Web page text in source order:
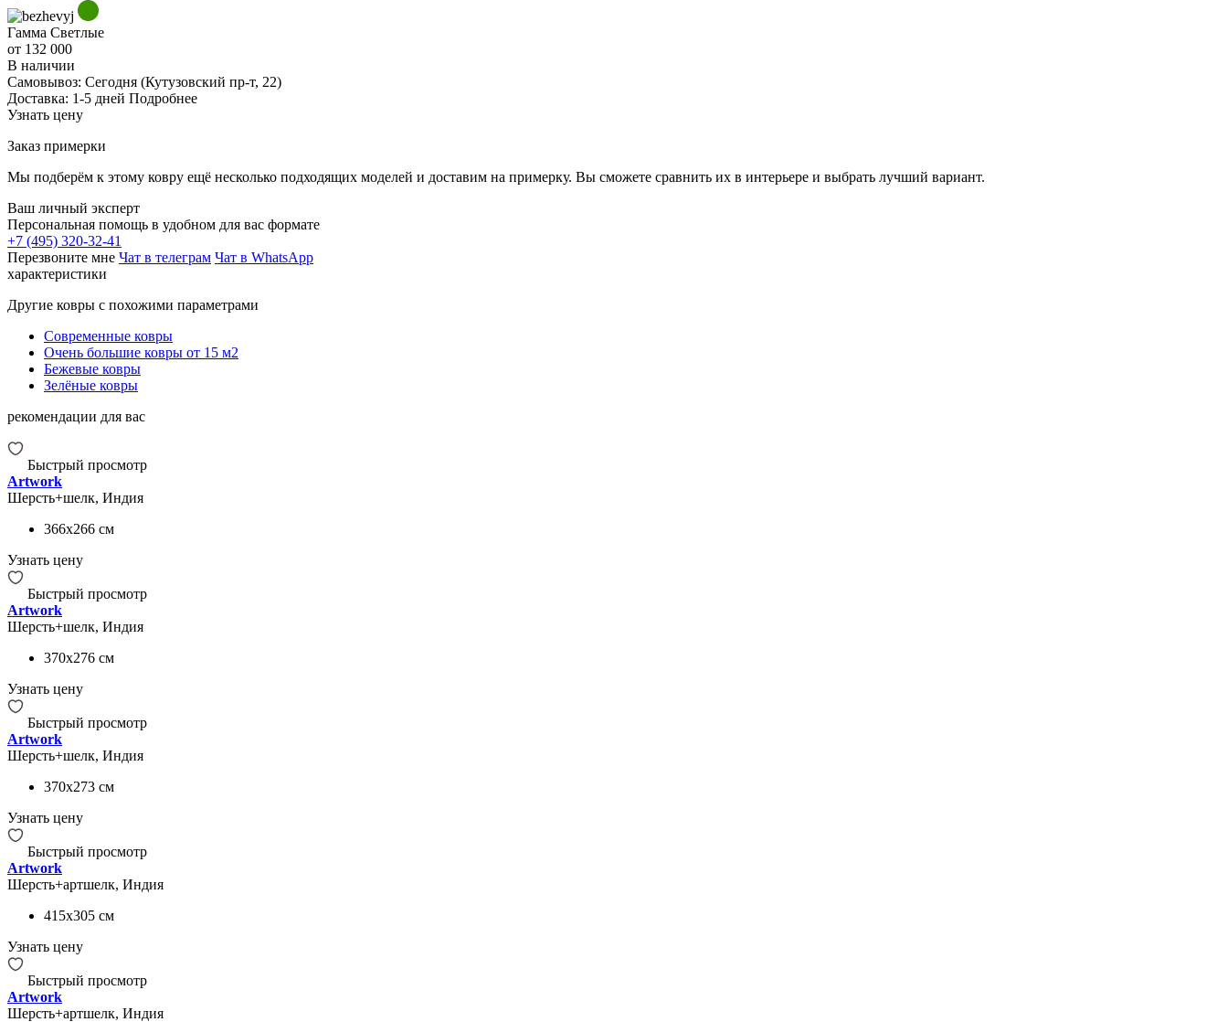
Гамма Светлые
от 132 000
В наличии
Самовывоз: Сегодня (Кутузовский пр-т, 22)
Доставка: 1-5 дней Подробнее
Узнать цену
Заказ примерки
Мы подберём к этому ковру ещё несколько подходящих моделей и доставим на примерку. Вы сможете сравнить их в интерьере и выбрать лучший вариант.
Ваш личный эксперт
Персональная помощь в удобном для вас формате
+7 (495) 320-32-41
Перезвоните мне Чат в телеграм Чат в WhatsApp
характеристики
Другие ковры с похожими параметрами
Современные ковры
Очень большие ковры от 15 м2
Бежевые ковры
Зелёные ковры
рекомендации для вас
Быстрый просмотр
Artwork
Шерсть+шелк, Индия
366x266 см
Узнать цену
Быстрый просмотр
Artwork
Шерсть+шелк, Индия
370x276 см
Узнать цену
Быстрый просмотр
Artwork
Шерсть+шелк, Индия
370x273 см
Узнать цену
Быстрый просмотр
Artwork
Шерсть+артшелк, Индия
415x305 см
Узнать цену
Быстрый просмотр
Artwork
Шерсть+артшелк, Индия